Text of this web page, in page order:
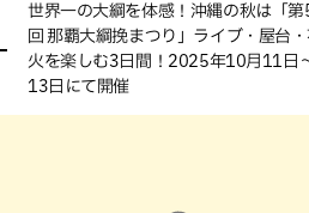
世界一の大綱を体感！沖縄の秋は「第
回 那覇大綱挽まつり」ライブ・屋台
火を楽しむ3日間！2025年10月11日
13日にて開催